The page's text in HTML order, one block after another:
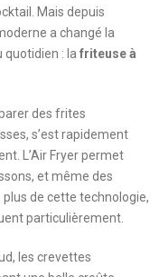
Mais depuis
a changé la
quotidien : la friteuse à
des frites
s’est rapidement
L’Air Fryer permet
et même des
de cette technologie,
particulièrement.
les crevettes